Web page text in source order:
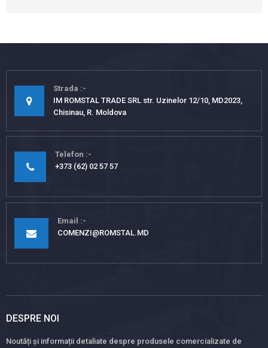
Strada
IM ROMSTAL TRADE SRL str. Uzinelor 12/10, MD2023,
Chisinau, R. Moldova
Telefon
+373 (62) 02 57 57
Email
COMENZI@ROMSTAL.MD
DESPRE NOI
Noutăți și informații detaliate despre produsele comercializate de